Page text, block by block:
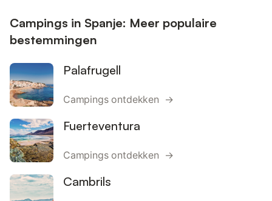
Campings in Spanje: Meer populaire
bestemmingen
Palafrugell
Campings ontdekken →
Fuerteventura
Campings ontdekken →
Cambrils